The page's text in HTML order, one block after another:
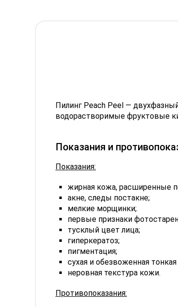
Пилинг Peach Peel —
водорастворимые фруктовые
Показания и
Показания:
жирная кожа, расширенные
акне, следы постакне;
мелкие морщинки;
первые признаки
тусклый цвет лица;
гиперкератоз;
пигментация;
сухая и обезвоженная
неровная текстура кожи.
Противопоказания: